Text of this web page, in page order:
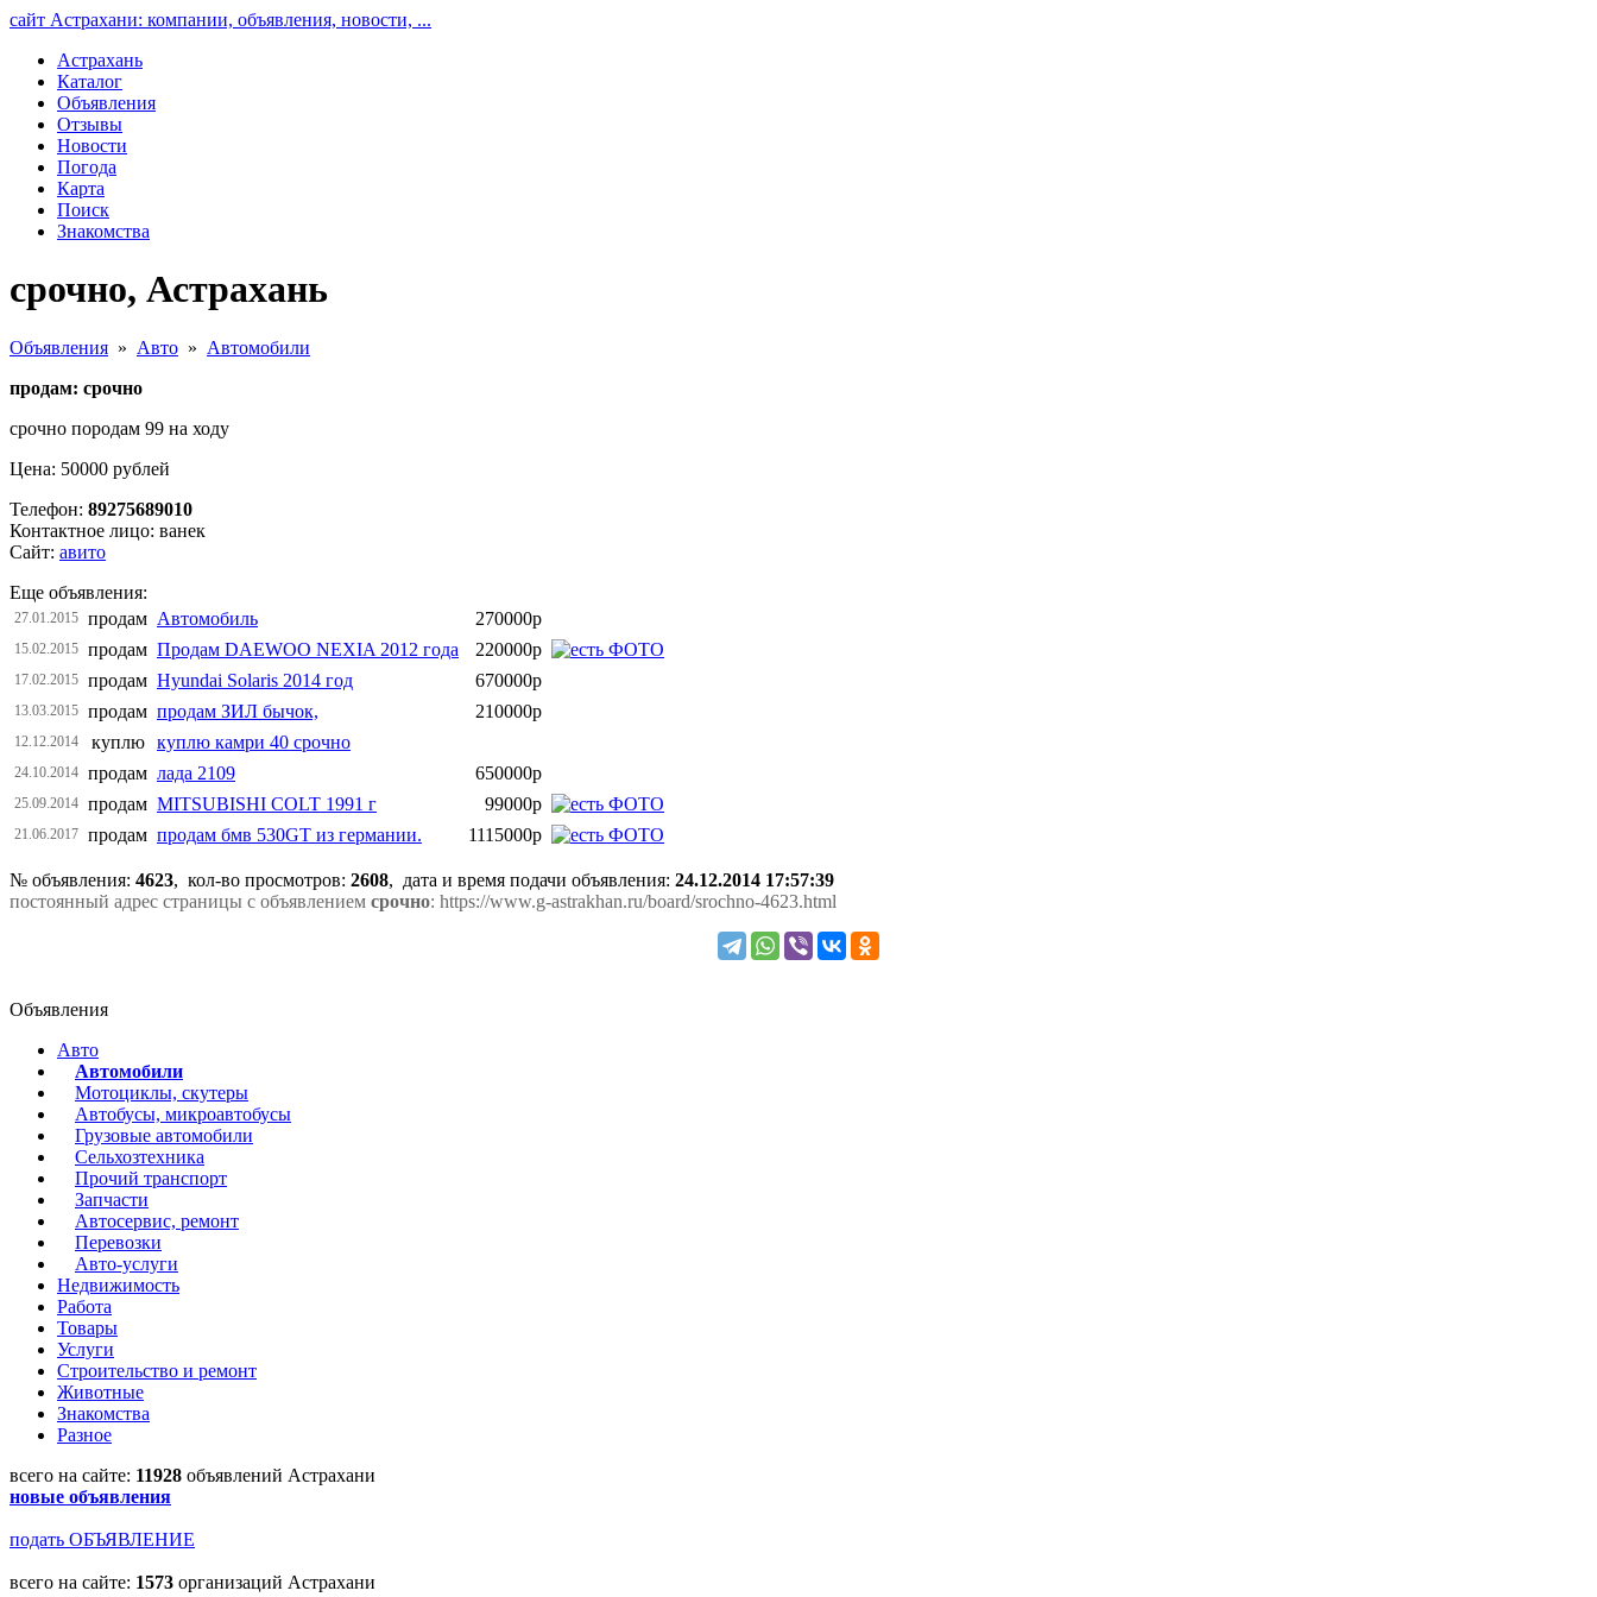
сайт Астрахани: компании, объявления, новости, ...
Астрахань
Каталог
Объявления
Отзывы
Новости
Погода
Карта
Поиск
Знакомства
срочно, Астрахань
Объявления » Авто » Автомобили
продам: срочно
срочно породам 99 на ходу
Цена: 50000 рублей
Телефон: 89275689010
Контактное лицо: ванек
Сайт: авито
Еще объявления:
27.01.2015 продам Автомобиль 270000р
15.02.2015 продам Продам DAEWOO NEXIA 2012 года 220000р
17.02.2015 продам Hyundai Solaris 2014 год 670000р
13.03.2015 продам продам ЗИЛ бычок, 210000р
12.12.2014 куплю куплю камри 40 срочно
24.10.2014 продам лада 2109 650000р
25.09.2014 продам MITSUBISHI COLT 1991 г 99000р
21.06.2017 продам продам бмв 530GT из германии. 1115000р
№ объявления: 4623, кол-во просмотров: 2608, дата и время подачи объявления: 24.12.2014 17:57:39
постоянный адрес страницы с объявлением срочно: https://www.g-astrakhan.ru/board/srochno-4623.html
Объявления
Авто
Автомобили
Мотоциклы, скутеры
Автобусы, микроавтобусы
Грузовые автомобили
Сельхозтехника
Прочий транспорт
Запчасти
Автосервис, ремонт
Перевозки
Авто-услуги
Недвижимость
Работа
Товары
Услуги
Строительство и ремонт
Животные
Знакомства
Разное
всего на сайте: 11928 объявлений Астрахани
новые объявления
подать ОБЪЯВЛЕНИЕ
всего на сайте: 1573 организаций Астрахани